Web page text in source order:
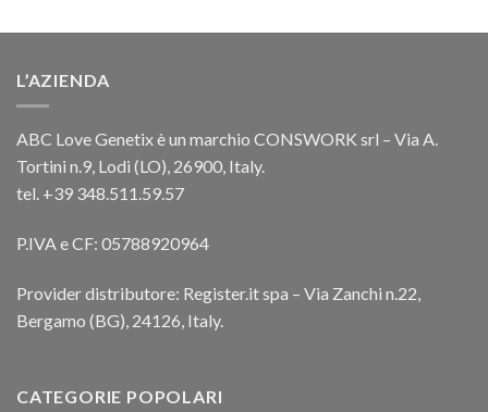
L’AZIENDA
ABC Love Genetix è un marchio CONSWORK srl – Via A.
Tortini n.9, Lodi (LO), 26900, Italy.
tel. +39 348.511.59.57
P.IVA e CF: 05788920964
Provider distributore: Register.it spa – Via Zanchi n.22,
Bergamo (BG), 24126, Italy.
CATEGORIE POPOLARI